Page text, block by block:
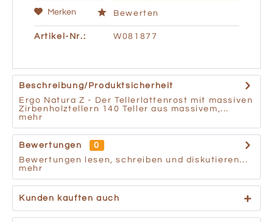
Merken Bewerten
Artikel-Nr.: W081877
Beschreibung/Produktsicherheit
Ergo Natura Z - Der Tellerlattenrost mit massiven
Zirbenholztellern 140 Teller aus massivem,...
mehr
Bewertungen
0
Bewertungen lesen, schreiben und diskutieren...
mehr
Kunden kauften auch